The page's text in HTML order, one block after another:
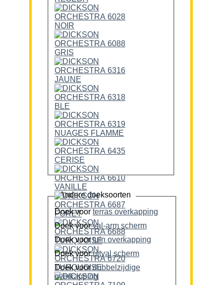
Andere doeksoorten
Doek voor terras overkapping
Doek voor
val-arm scherm
Doek voor
tuin overkapping
Doek voor
uitval scherm
Doek voordubbelzijdige
overkapping